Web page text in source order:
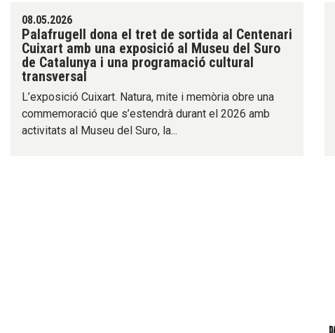
08.05.2026
Palafrugell dona el tret de sortida al Centenari
Cuixart amb una exposició al Museu del Suro
de Catalunya i una programació cultural
transversal
L’exposició Cuixart. Natura, mite i memòria obre una
commemoració que s’estendrà durant el 2026 amb
activitats al Museu del Suro, la...